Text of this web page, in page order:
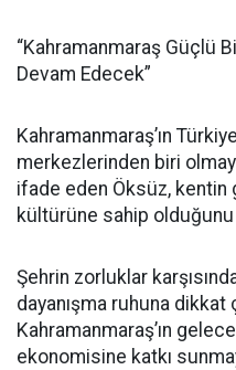
“Kahramanmaraş Güçlü
Devam Edecek”
Kahramanmaraş’ın
merkezlerinden biri
ifade eden Öksüz, kentin
kültürüne sahip
Şehrin zorluklar
dayanışma ruhuna dikkat
Kahramanmaraş’ın
ekonomisine katkı